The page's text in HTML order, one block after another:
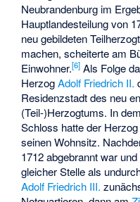
Neubrandenburg im
Hauptlandesteilung von
neu gebildeten
machen, scheiterte am
Einwohner.[6] Als Folge
HerzogAdolf Friedrich II.
Residenzstadt des neu
(Teil-)Herzogtums. In
Schloss hatte der
seinen Wohnsitz.
1712 abgebrannt war
gleicher Stelle als
Adolf Friedrich III.